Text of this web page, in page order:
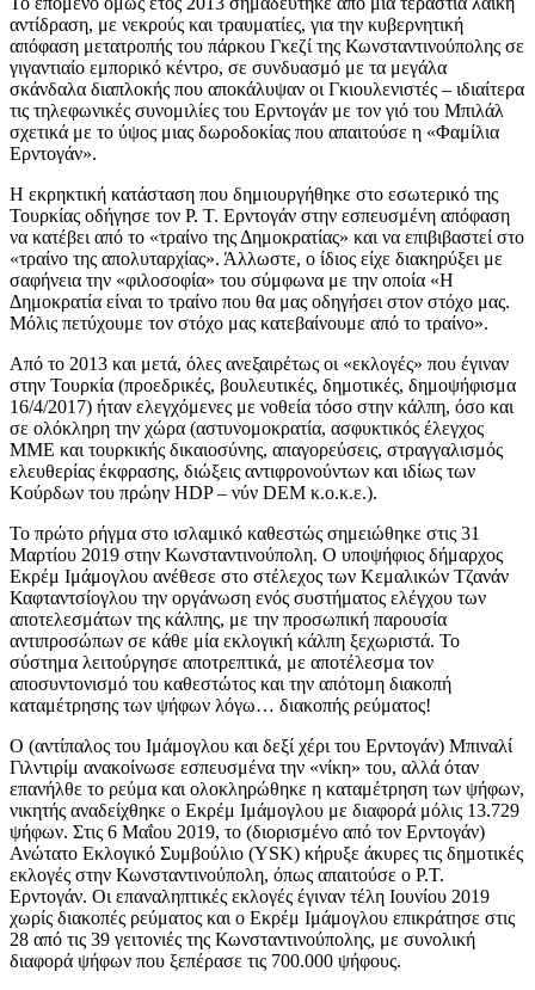
αντίδραση, με νεκρούς και τραυματίες, για την κυβερνητική
απόφαση μετατροπής του πάρκου Γκεζί της Κωνσταντινούπολης σε
γιγαντιαίο εμπορικό κέντρο, σε συνδυασμό με τα μεγάλα
σκάνδαλα διαπλοκής που αποκάλυψαν οι Γκιουλενιστές – ιδιαίτερα
τις τηλεφωνικές συνομιλίες του Ερντογάν με τον γιό του Μπιλάλ
σχετικά με το ύψος μιας δωροδοκίας που απαιτούσε η «Φαμίλια
Ερντογάν».
Η εκρηκτική κατάσταση που δημιουργήθηκε στο εσωτερικό της
Τουρκίας οδήγησε τον Ρ. Τ. Ερντογάν στην εσπευσμένη απόφαση
να κατέβει από το «τραίνο της Δημοκρατίας» και να επιβιβαστεί στο
«τραίνο της απολυταρχίας». Άλλωστε, ο ίδιος είχε διακηρύξει με
σαφήνεια την «φιλοσοφία» του σύμφωνα με την οποία «Η
Δημοκρατία είναι το τραίνο που θα μας οδηγήσει στον στόχο μας.
Μόλις πετύχουμε τον στόχο μας κατεβαίνουμε από το τραίνο».
Από το 2013 και μετά, όλες ανεξαιρέτως οι «εκλογές» που έγιναν
στην Τουρκία (προεδρικές, βουλευτικές, δημοτικές, δημοψήφισμα
16/4/2017) ήταν ελεγχόμενες με νοθεία τόσο στην κάλπη, όσο και
σε ολόκληρη την χώρα (αστυνομοκρατία, ασφυκτικός έλεγχος
ΜΜΕ και τουρκικής δικαιοσύνης, απαγορεύσεις, στραγγαλισμός
ελευθερίας έκφρασης, διώξεις αντιφρονούντων και ιδίως των
Κούρδων του πρώην HDP – νύν DEM κ.ο.κ.ε.).
Το πρώτο ρήγμα στο ισλαμικό καθεστώς σημειώθηκε στις 31
Μαρτίου 2019 στην Κωνσταντινούπολη. Ο υποψήφιος δήμαρχος
Εκρέμ Ιμάμογλου ανέθεσε στο στέλεχος των Κεμαλικών Τζανάν
Καφταντσίογλου την οργάνωση ενός συστήματος ελέγχου των
αποτελεσμάτων της κάλπης, με την προσωπική παρουσία
αντιπροσώπων σε κάθε μία εκλογική κάλπη ξεχωριστά. Το
σύστημα λειτούργησε αποτρεπτικά, με αποτέλεσμα τον
αποσυντονισμό του καθεστώτος και την απότομη διακοπή
καταμέτρησης των ψήφων λόγω… διακοπής ρεύματος!
Ο (αντίπαλος του Ιμάμογλου και δεξί χέρι του Ερντογάν) Μπιναλί
Γιλντιρίμ ανακοίνωσε εσπευσμένα την «νίκη» του, αλλά όταν
επανήλθε το ρεύμα και ολοκληρώθηκε η καταμέτρηση των ψήφων,
νικητής αναδείχθηκε ο Εκρέμ Ιμάμογλου με διαφορά μόλις 13.729
ψήφων. Στις 6 Μαΐου 2019, το (διορισμένο από τον Ερντογάν)
Ανώτατο Εκλογικό Συμβούλιο (YSK) κήρυξε άκυρες τις δημοτικές
εκλογές στην Κωνσταντινούπολη, όπως απαιτούσε ο Ρ.Τ.
Ερντογάν. Οι επαναληπτικές εκλογές έγιναν τέλη Ιουνίου 2019
χωρίς διακοπές ρεύματος και ο Εκρέμ Ιμάμογλου επικράτησε στις
28 από τις 39 γειτονιές της Κωνσταντινούπολης, με συνολική
διαφορά ψήφων που ξεπέρασε τις 700.000 ψήφους.